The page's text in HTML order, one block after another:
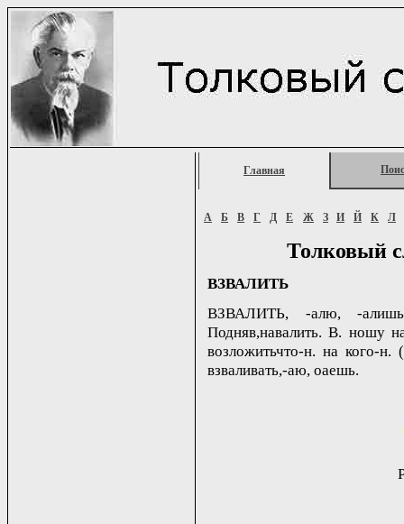
Главная
А Б В Г Д Е Ж З И Й К Л
Толковый
ВЗВАЛИТЬ
ВЗВАЛИТЬ, -алю, -
Подняв,навалить. В. ношу
возложитьчто-н. на кого-
взваливать,-аю, oаешь.